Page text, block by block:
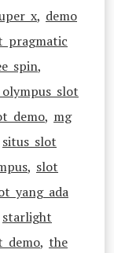
x, demo
pragmatic
spin,
slot
demo, mg
situs slot
, slot
yang ada
starlight
demo, the